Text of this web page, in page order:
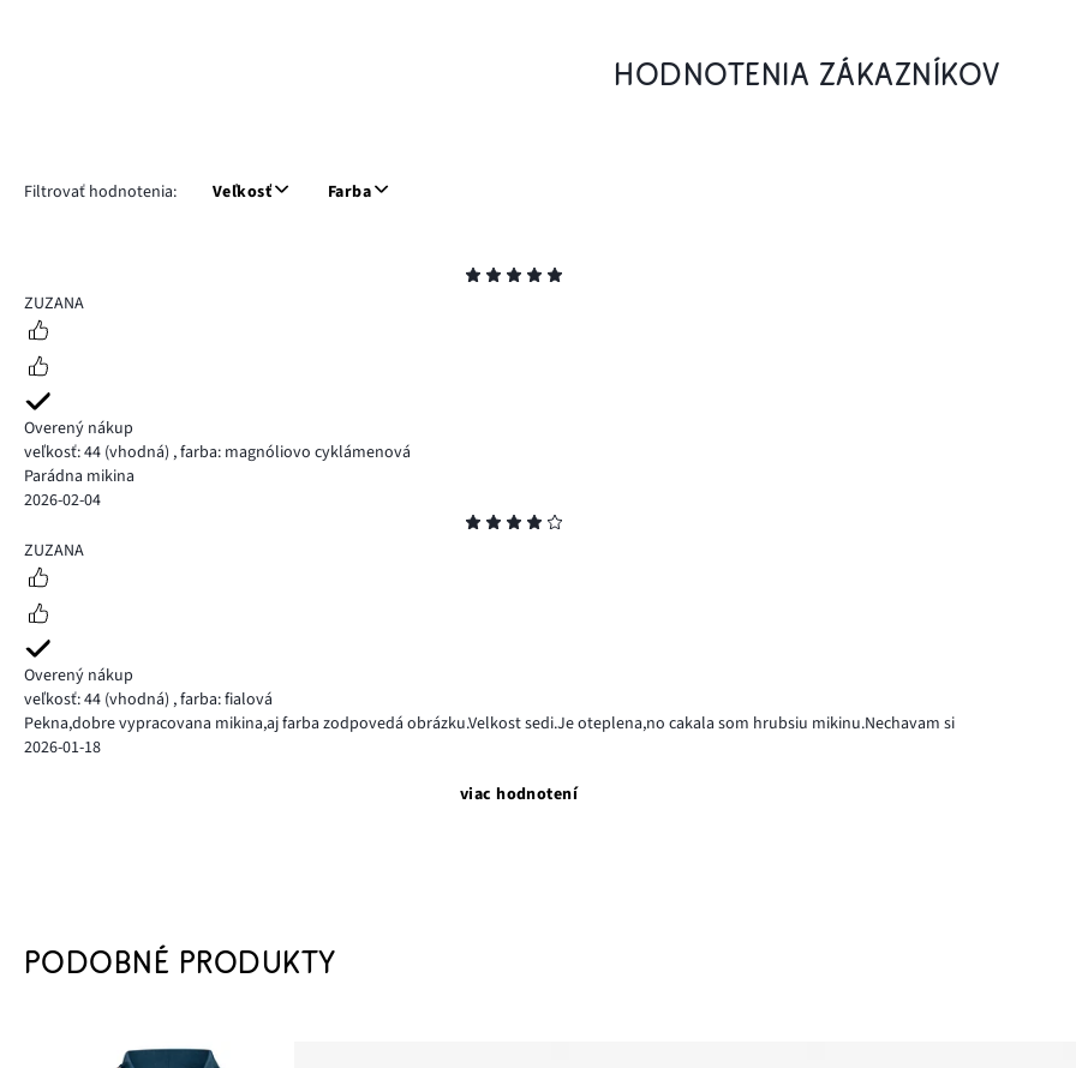
HODNOTENIA ZÁKAZNÍKOV
Filtrovať hodnotenia: Veľkosť Farba
5
ZUZANA
Overený nákup
veľkosť: 44 (vhodná) ,farba: magnóliovo cyklámenová
Parádna mikina
2026-02-04
4
ZUZANA
Overený nákup
veľkosť: 44 (vhodná) ,farba: fialová
Pekna,dobre vypracovana mikina,aj farba zodpovedá obrázku.Velkost sedi.Je oteplena,no cakala som hrubsiu mikinu.Nechavam si
2026-01-18
viac hodnotení
PODOBNÉ PRODUKTY